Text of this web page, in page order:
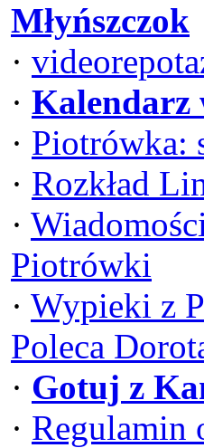
Młyńszczok
·
· Kalendarz
· Piotrówka:
· Rozkład
·
Piotrówki
· Wypieki z
Poleca
· Gotuj z
· Regulamin